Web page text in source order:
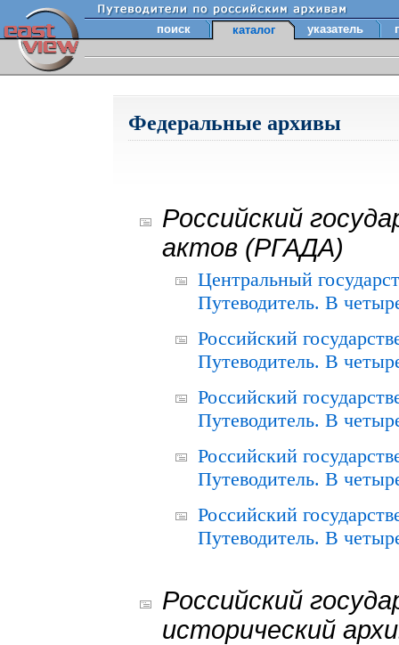
поиск каталог указатель
Федеральные архивы
Российский
актов (РГАДА)
Центральный
Путеводитель. В
Российский
Путеводитель. В
Российский
Путеводитель. В
Российский
Путеводитель. В
Российский
Путеводитель. В
Российский
исторический